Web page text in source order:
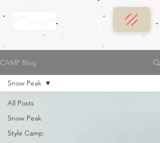
CAMP Blog
All Posts
Snow Peak
Style Camp
Snow Peak